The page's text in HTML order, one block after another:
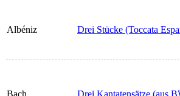
Albéniz Drei Stücke (Toccata